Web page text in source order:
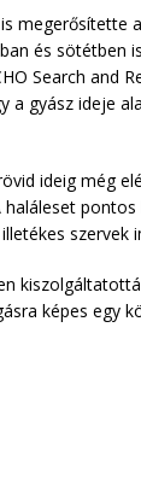
megerősítette
és sötétben
Search and
a gyász ideje
ideig még
szervek
képes egy